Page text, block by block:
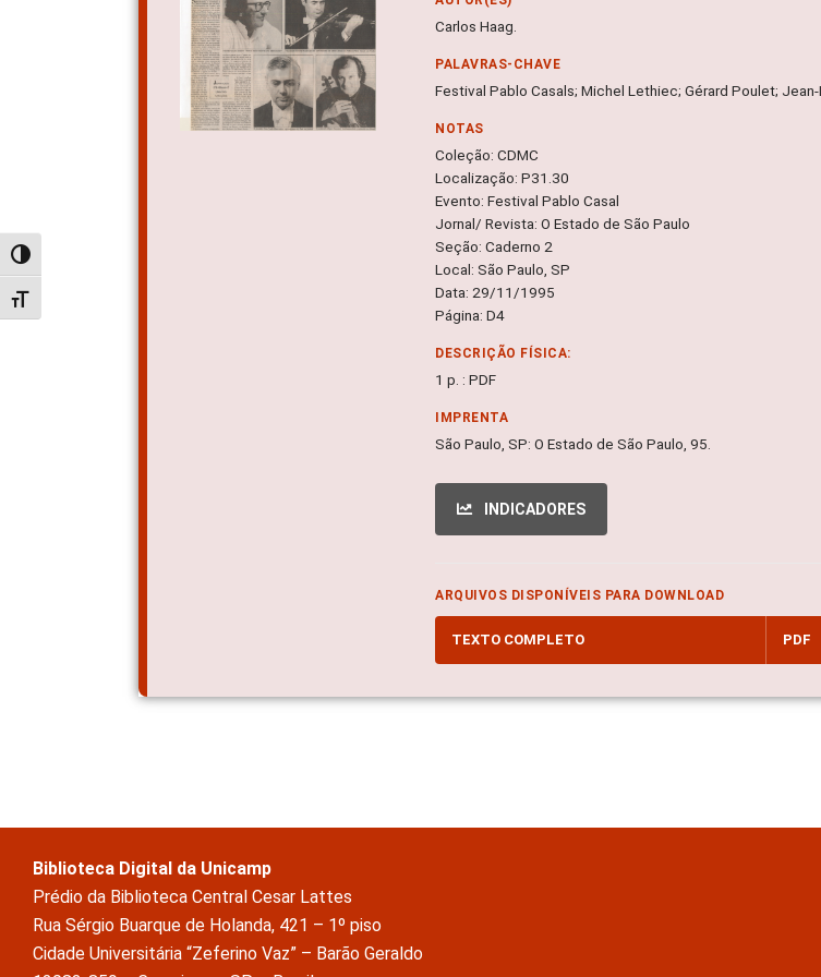
Alternar alto contraste
Alternar tamanho da fonte
Carlos Haag.
PALAVRAS-CHAVE
Festival Pablo Casals; Michel Lethiec; Gérard Poulet;
NOTAS
Coleção: CDMC
Localização: P31.30
Evento: Festival Pablo Casal
Jornal/ Revista: O Estado de São Paulo
Seção: Caderno 2
Local: São Paulo, SP
Data: 29/11/1995
Página: D4
DESCRIÇÃO FÍSICA:
1 p. : PDF
IMPRENTA
São Paulo, SP: O Estado de São Paulo, 95.
INDICADORES
ARQUIVOS DISPONÍVEIS PARA DOWNLOAD
TEXTO COMPLETO PDF
Biblioteca Digital da Unicamp
Prédio da Biblioteca Central Cesar Lattes
Rua Sérgio Buarque de Holanda, 421 – 1º piso
Cidade Universitária “Zeferino Vaz” – Barão Geraldo